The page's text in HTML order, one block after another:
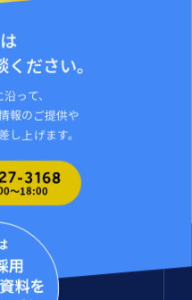
ださい。
って、
報のご提供や
し上げます。
3168
〜18:00